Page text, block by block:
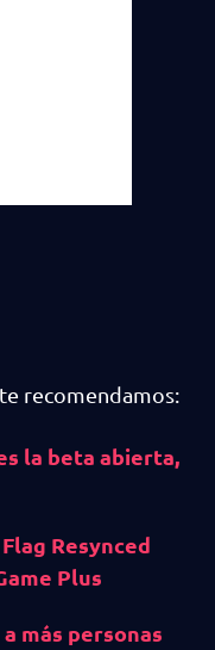
recomendamos:
la beta abierta,
Resynced
Plus
más personas